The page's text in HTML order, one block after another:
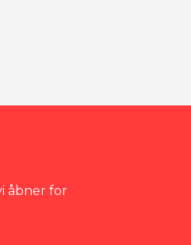
åbner for